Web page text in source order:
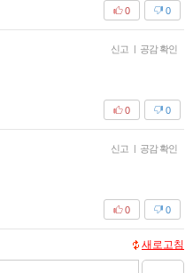
0
0
신고 공감 확인
0
0
신고 공감 확인
0
0
새로고침